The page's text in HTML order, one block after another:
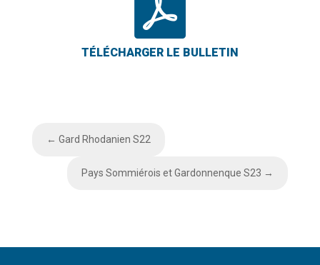
← Gard Rhodanien S22
Pays Sommiérois et Gardonnenque S23 →